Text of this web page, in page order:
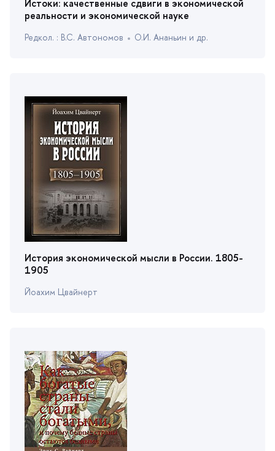
Истоки: качественные сдвиги в экономической
реальности и экономической науке
Редкол. : В.С. Автономо О.И. Ананьин и др.
История экономической мысли в России. 1805-
1905
Йоахим Цвайнерт